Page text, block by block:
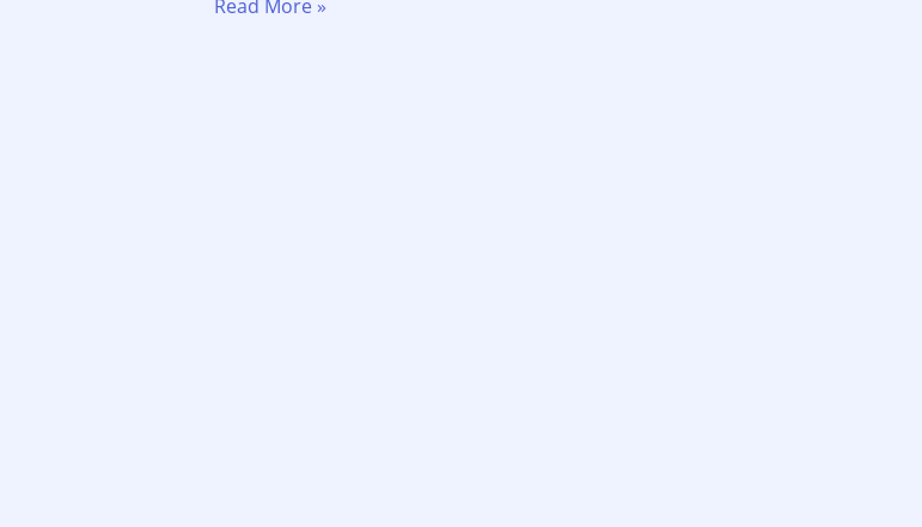
Jasa
Read More »